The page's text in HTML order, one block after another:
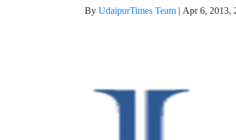
By UdaipurTimes Team | Apr 6, 2013,